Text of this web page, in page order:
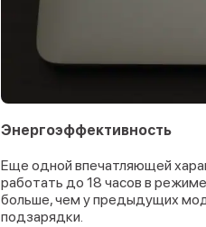
Энергоэффективность
Еще одной впечатляющей
работать до 18 часов в
больше, чем у предыдущих
подзарядки.